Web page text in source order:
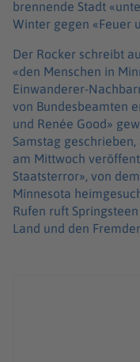
brennende Stadt
Winter gegen «Feuer
Der Rocker schreibt
«den Menschen in
Einwanderer-
von Bundesbeamten
und Renée Good»
Samstag
am Mittwoch
Staatsterror», von
Minnesota
Rufen ruft
Land und den